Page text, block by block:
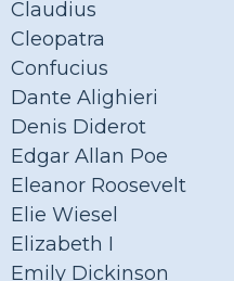
Claudius
Cleopatra
Confucius
Dante Alighieri
Denis Diderot
Edgar Allan Poe
Eleanor Roosevelt
Elie Wiesel
Elizabeth I
Emily Dickinson